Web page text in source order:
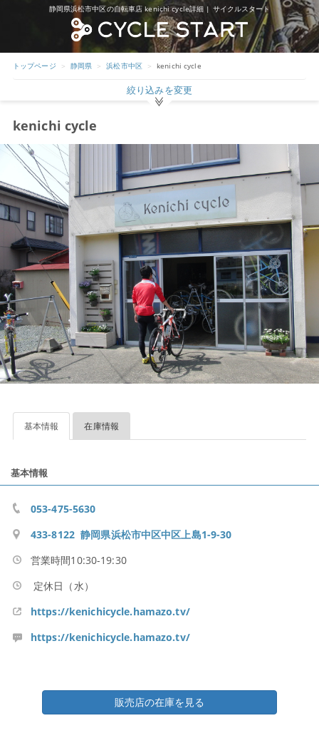
静岡県浜松市中区の自転車店 kenichi cycle詳細 | サイクルスタート
トップページ 静岡県 浜松市中区 kenichi cycle
絞り込みを変更
kenichi cycle
基本情報 在庫情報
基本情報
053-475-5630
433-8122 静岡県浜松市中区中区上島1-9-30
営業時間10:30-19:30
定休日（水）
https://kenichicycle.hamazo.tv/
https://kenichicycle.hamazo.tv/
販売店の在庫を見る